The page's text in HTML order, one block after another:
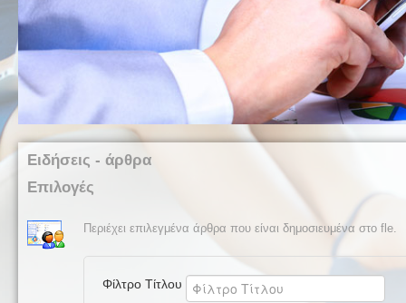
Ειδήσεις - άρθρα
Επιλογές
Περιέχει επιλεγμένα άρθρα που είναι δημοσιευμένα στο fle.
Φίλτρο Τίτλου